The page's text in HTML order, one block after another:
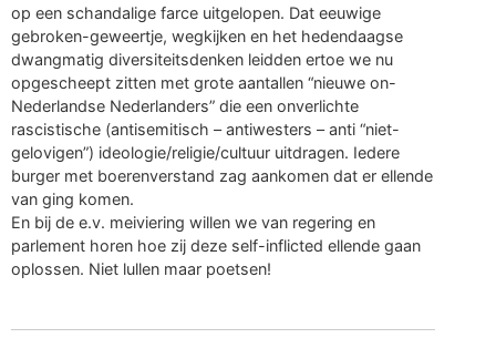
op een schandalige farce uitgelopen. Dat eeuwige
gebroken-geweertje, wegkijken en het hedendaagse
dwangmatig diversiteitsdenken leidden ertoe we nu
opgescheept zitten met grote aantallen “nieuwe on-
Nederlandse Nederlanders” die een onverlichte
rascistische (antisemitisch – antiwesters – anti “niet-
gelovigen”) ideologie/religie/cultuur uitdragen. Iedere
burger met boerenverstand zag aankomen dat er ellende
van ging komen.
En bij de e.v. meiviering willen we van regering en
parlement horen hoe zij deze self-inflicted ellende gaan
oplossen. Niet lullen maar poetsen!